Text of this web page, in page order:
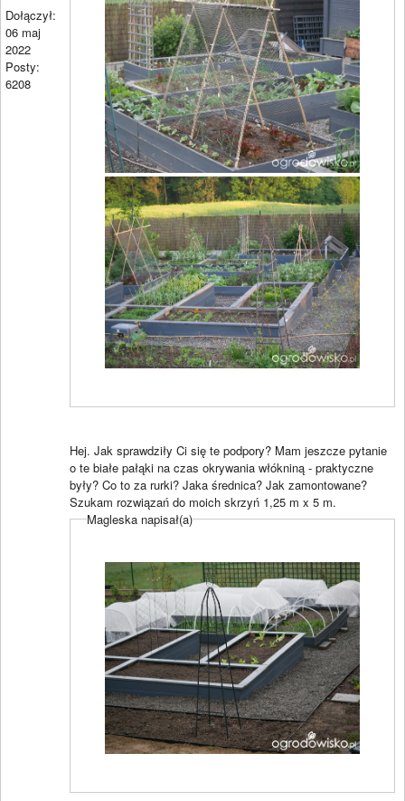
Dołączył:
06 maj
2022
Posty:
6208
Hej. Jak sprawdziły Ci się te podpory? Mam jeszcze pytanie
o te białe pałąki na czas okrywania włókniną - praktyczne
były? Co to za rurki? Jaka średnica? Jak zamontowane?
Szukam rozwiązań do moich skrzyń 1,25 m x 5 m.
Magleska napisał(a)